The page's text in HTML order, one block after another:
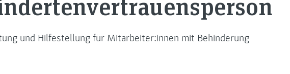
und Hilfestellung für Mitarbeiter:innen mit Behinderung